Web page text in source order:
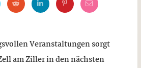
Veranstaltungen sorgt
am Ziller in den nächsten